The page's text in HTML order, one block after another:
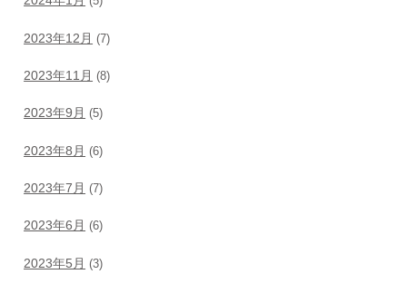
2023年12月 (7)
2023年11月 (8)
2023年9月 (5)
2023年8月 (6)
2023年7月 (7)
2023年6月 (6)
2023年5月 (3)